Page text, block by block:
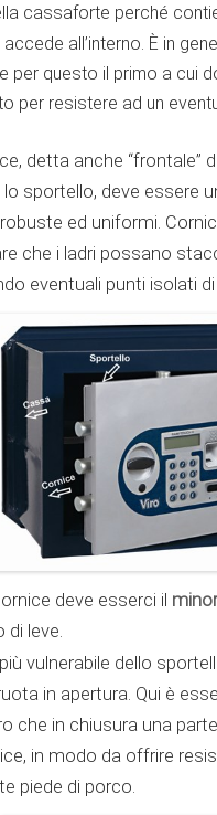
cassaforte perché
all’interno. È in
per questo il primo a cui
per resistere ad un
detta anche “frontale”
sportello, deve essere
ed uniformi.
che i ladri possano
eventuali punti isolati
deve esserci il
di leve.
più vulnerabile dello
in apertura. Qui è
che in chiusura una
in modo da offrire
piede di porco.